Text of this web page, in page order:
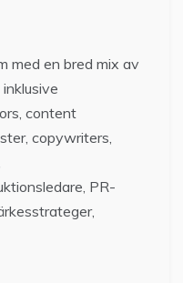
med en bred mix av
content
copywriters,
PR-